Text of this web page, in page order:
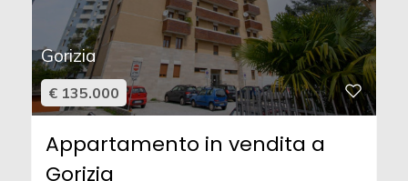
Gorizia
€ 135.000
Appartamento in vendita a
Gorizia